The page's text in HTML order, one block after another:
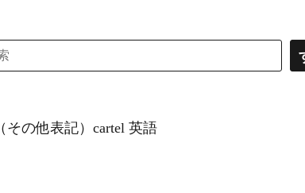
（その他表記）cartel 英語